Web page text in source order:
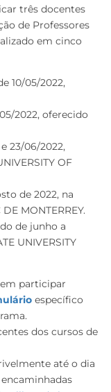
três docentes
de Professores
em cinco
10/05/2022,
2022, oferecido
23/06/2022,
OF
de 2022, na
MONTERREY.
de junho a
UNIVERSITY
participar
específico
dos cursos de
até o dia